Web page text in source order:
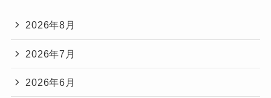
2026年8月
2026年7月
2026年6月